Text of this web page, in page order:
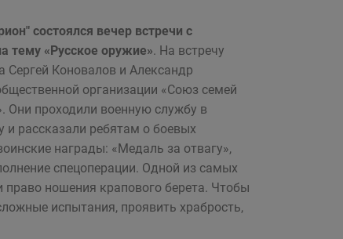
состоялся вечер встречи с
тему «Русское оружие». На встречу
Коновалов и Александр
организации «Союз семей
Они проходили военную службу в
и рассказали ребятам о боевых
награды: «Медаль за отвагу»,
спецоперации. Одной из самых
ношения крапового берета. Чтобы
испытания, проявить храбрость,